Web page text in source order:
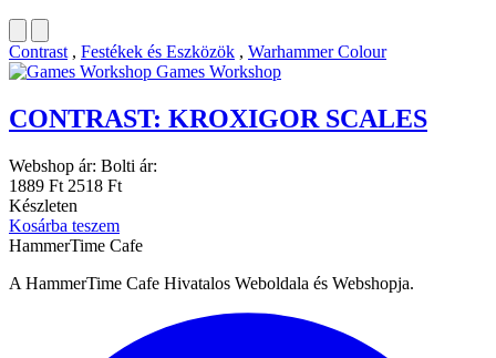
Contrast , Festékek és Eszközök , Warhammer Colour
Games Workshop
CONTRAST: KROXIGOR SCALES
Webshop ár: Bolti ár:
1889 Ft 2518 Ft
Készleten
Kosárba teszem
HammerTime Cafe
A HammerTime Cafe Hivatalos Weboldala és Webshopja.